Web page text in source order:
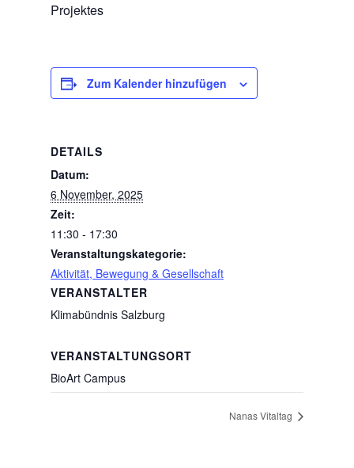
Projektes
Zum Kalender hinzufügen
DETAILS
Datum:
6 November, 2025
Zeit:
11:30 - 17:30
Veranstaltungskategorie:
Aktivität, Bewegung & Gesellschaft
VERANSTALTER
Klimabündnis Salzburg
VERANSTALTUNGSORT
BioArt Campus
Nanas Vitaltag